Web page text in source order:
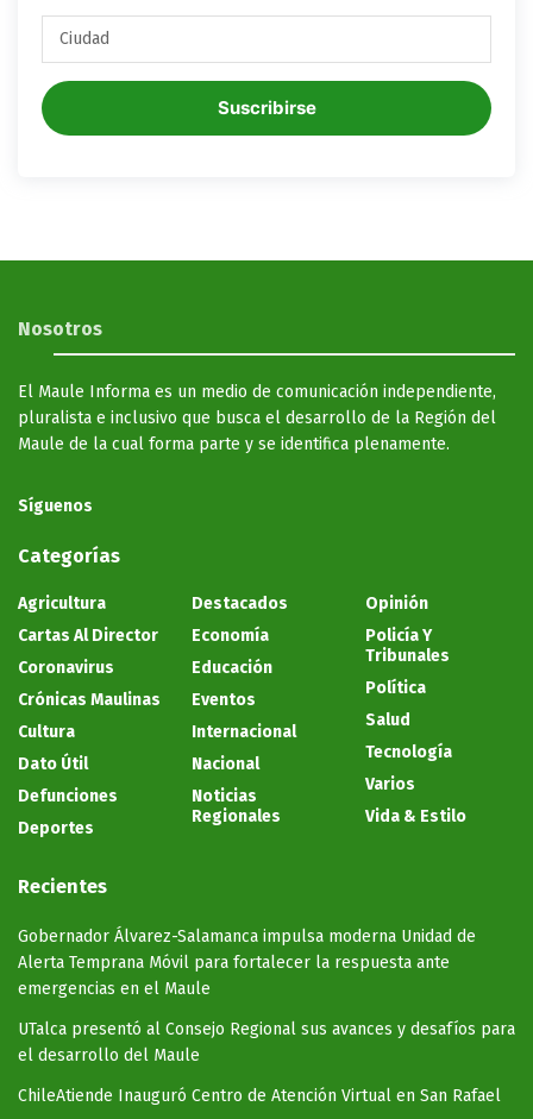
Suscribirse
Nosotros
El Maule Informa es un medio de comunicación independiente,
pluralista e inclusivo que busca el desarrollo de la Región del
Maule de la cual forma parte y se identifica plenamente.
Síguenos
Categorías
Agricultura
Cartas Al Director
Coronavirus
Crónicas Maulinas
Cultura
Dato Útil
Defunciones
Deportes
Destacados
Economía
Educación
Eventos
Internacional
Nacional
Noticias
Regionales
Opinión
Policía Y
Tribunales
Política
Salud
Tecnología
Varios
Vida & Estilo
Recientes
Gobernador Álvarez-Salamanca impulsa moderna Unidad de
Alerta Temprana Móvil para fortalecer la respuesta ante
emergencias en el Maule
UTalca presentó al Consejo Regional sus avances y desafíos para
el desarrollo del Maule
ChileAtiende Inauguró Centro de Atención Virtual en San Rafael